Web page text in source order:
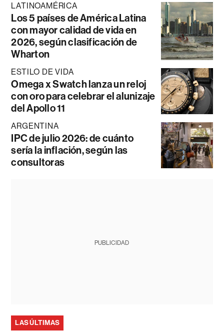
LATINOAMÉRICA
Los 5 países de América Latina
con mayor calidad de vida en
2026, según clasificación de
Wharton
ESTILO DE VIDA
Omega x Swatch lanza un reloj
con oro para celebrar el alunizaje
del Apollo 11
ARGENTINA
IPC de julio 2026: de cuánto
sería la inflación, según las
consultoras
PUBLICIDAD
LAS ÚLTIMAS